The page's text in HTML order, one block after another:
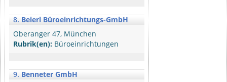
8. Beierl Büroeinrichtungs-GmbH
Oberanger 47, München
Rubrik(en): Büroeinrichtungen
9. Benneter GmbH